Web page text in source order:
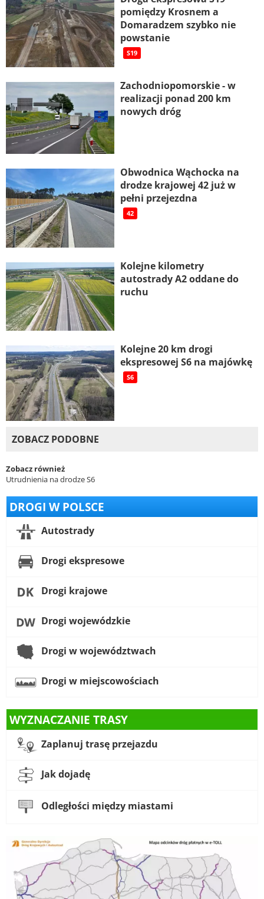
pomiędzy Krosnem a
Domaradzem szybko nie
powstanie
S19
Zachodniopomorskie - w
realizacji ponad 200 km
nowych dróg
Obwodnica Wąchocka na
drodze krajowej 42 już w
pełni przejezdna
42
Kolejne kilometry
autostrady A2 oddane do
ruchu
Kolejne 20 km drogi
ekspresowej S6 na majówkę
S6
ZOBACZ PODOBNE
Zobacz również
Utrudnienia na drodze S6
DROGI W POLSCE
Autostrady
Drogi ekspresowe
Drogi krajowe
Drogi wojewódzkie
Drogi w województwach
Drogi w miejscowościach
WYZNACZANIE TRASY
Zaplanuj trasę przejazdu
Jak dojadę
Odległości między miastami